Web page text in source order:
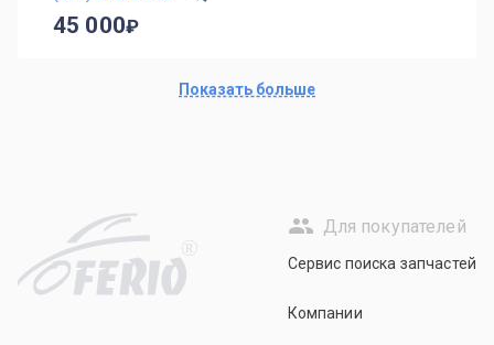
45 000
Показать больше
R
Для покупателей
Сервис поиска запчастей
Компании